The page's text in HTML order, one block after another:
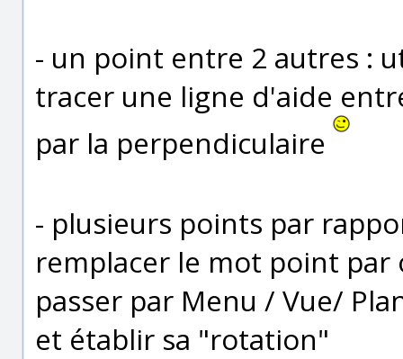
- un point entre 2 autres :
tracer une ligne d'aide
par la perpendiculaire
- plusieurs points par
remplacer le mot point par
passer par Menu / Vue/
et établir sa "rotation"